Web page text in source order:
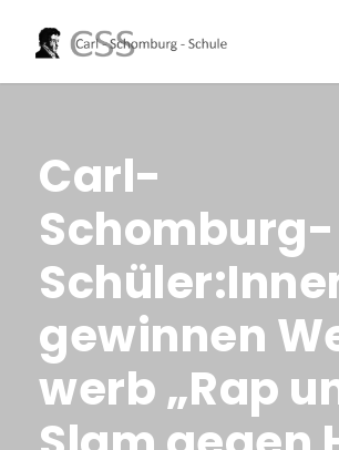
Carl-
Schomburg-
gewinnen
werb „Rap